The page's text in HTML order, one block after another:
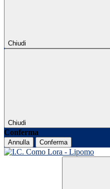
Chiudi
Chiudi
Conferma
Annulla Conferma